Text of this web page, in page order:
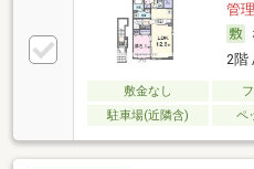
管
2階
敷金なし
駐車場(近隣含)
ペ